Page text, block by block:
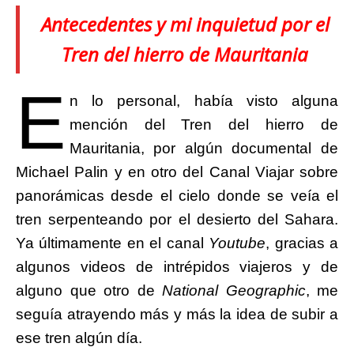
Antecedentes y mi inquietud por el
Tren del hierro de Mauritania
E n lo personal, había visto alguna
mención del Tren del hierro de
Mauritania, por algún documental de
Michael Palin y en otro del Canal Viajar sobre
panorámicas desde el cielo donde se veía el
tren serpenteando por el desierto del Sahara.
Ya últimamente en el canal Youtube, gracias a
algunos videos de intrépidos viajeros y de
alguno que otro de National Geographic, me
seguía atrayendo más y más la idea de subir a
ese tren algún día.